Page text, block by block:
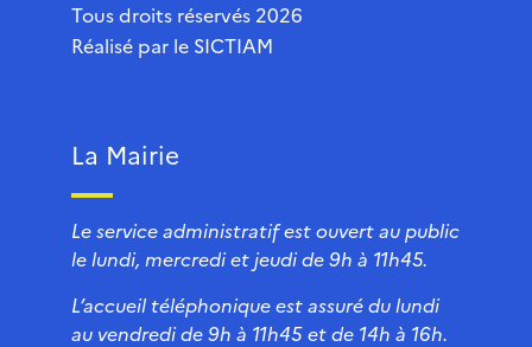
Tous droits réservés 2026
Réalisé par le SICTIAM
La Mairie
Le service administratif est ouvert au public
le lundi, mercredi et jeudi de 9h à 11h45.
L’accueil téléphonique est assuré du lundi
au vendredi de 9h à 11h45 et de 14h à 16h.